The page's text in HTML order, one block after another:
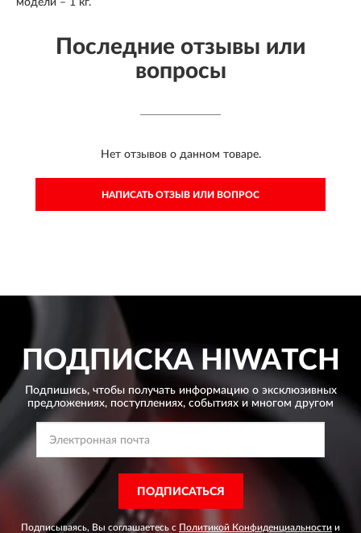
модели – 1 кг.
Последние отзывы или
вопросы
Нет отзывов о данном товаре.
НАПИСАТЬ ОТЗЫВ ИЛИ ВОПРОС
ПОДПИСКАHIWATCH
Подпишись, чтобы получать информацию о эксклюзивных
предложениях, поступлениях, событиях и многом другом
ПОДПИСАТЬСЯ
Подписываясь, Вы соглашаетесь с Политикой Конфиденциальности и